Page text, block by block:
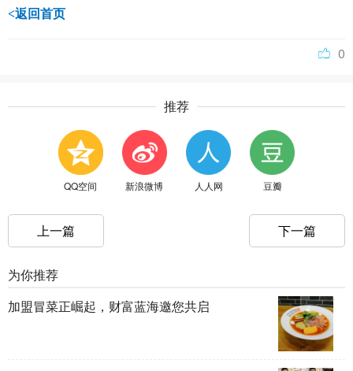
<返回首页
0
推荐
QQ空间 新浪微博 人人网 豆瓣
上一篇 下一篇
为你推荐
加盟冒菜正崛起，财富蓝海邀您共启